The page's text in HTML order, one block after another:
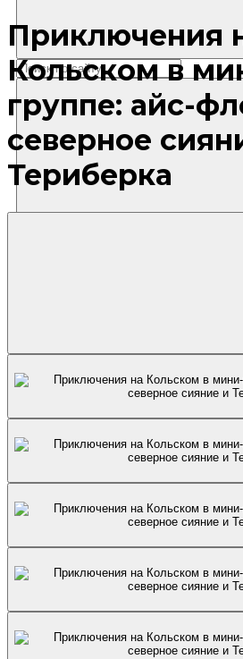
Приключения
Кольском в
группе: айс-
северное
Териберка